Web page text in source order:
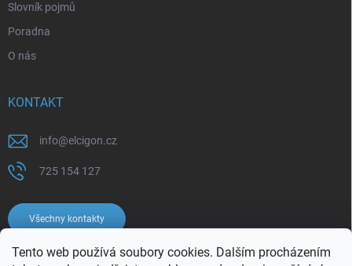
Tento web používá soubory cookies. Dalším procházením
Slovník pojmů
Poradna
O nás
KONTAKT
info@elcigon.cz
725 154 127
Všechny kontakty